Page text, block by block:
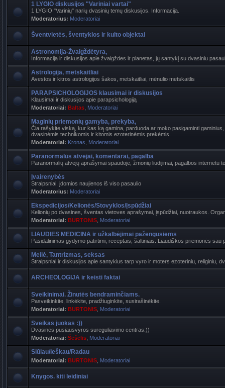
1 LYGIO diskusijos "Variniai vartai"
1 LYGIO "Varinių" narių dvasinių temų diskusijos. Informacija.
Moderatorius: Moderatoriai
Šventvietės, šventyklos ir kulto objektai
Astronomija-Žvaigždėtyra,
Informacija ir diskusijos apie žvaigždes ir planetas, jų santykį su dvasiniu
Astrologija, metskaitliai
Avestos ir kitros astrologijos šakos, metskaitliai, mėnulio metskaitlis
PARAPSICHOLOGIJOS klausimai ir diskusijos
Klausimai ir diskusijos apie parapsichologiją
Moderatoriai: Baltas Moderatoriai
Maginių priemonių gamyba, prekyba,
Čia rašykite viską, kur kas ką gamina, parduoda ar moko pasigaminti
dvasinėmis technikomis ir kitomis ezoterinėmis prekėmis.
Moderatoriai: Kronas Moderatoriai
Paranormalūs atvejai, komentarai, pagalba
Paranormalių atvejų aprašymai spaudoje, žmonių liudijimai, pagalbos internetu
Įvairenybės
Straipsniai, įdomios naujienos iš viso pasaulio
Moderatorius: Moderatoriai
Ekspedicijos/Kelionės/Stovyklos/Įspūdžiai
Kelionių po dvasines, šventas vietoves aprašymai, įspūdžiai, nuotraukos.
Moderatoriai: BURTONIS Moderatoriai
LIAUDIES MEDICINA ir užkalbėjimai pažengusiems
Pasidalinimas gydymo patirtimi, receptais, šaltiniais. Liaudiškos priemonės sau
Meilė, Tantrizmas, seksas
Straipsniai ir diskusijos apie santykius tarp vyro ir moters ezoteriniu, religiniu,
ARCHEOLOGIJA ir keisti faktai
Sveikinimai. Žinutės bendraminčiams.
Pasveikinkite, linkėkite, pradžiuginkite, susirašinėkite.
Moderatoriai: BURTONIS Moderatoriai
Sveikas juokas :))
Dvasinės pusiausvyros sureguliavimo centras:))
Moderatoriai: Šešėlis Moderatoriai
Siūlau/Ieškau/Radau
Moderatoriai: BURTONIS Moderatoriai
Knygos. kiti leidiniai